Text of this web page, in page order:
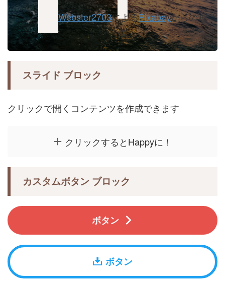
Webster2703によるPixabayからの画
像
スライド ブロック
クリックで開くコンテンツを作成できます
クリックするとHappyに！
カスタムボタン ブロック
ボタン
ボタン